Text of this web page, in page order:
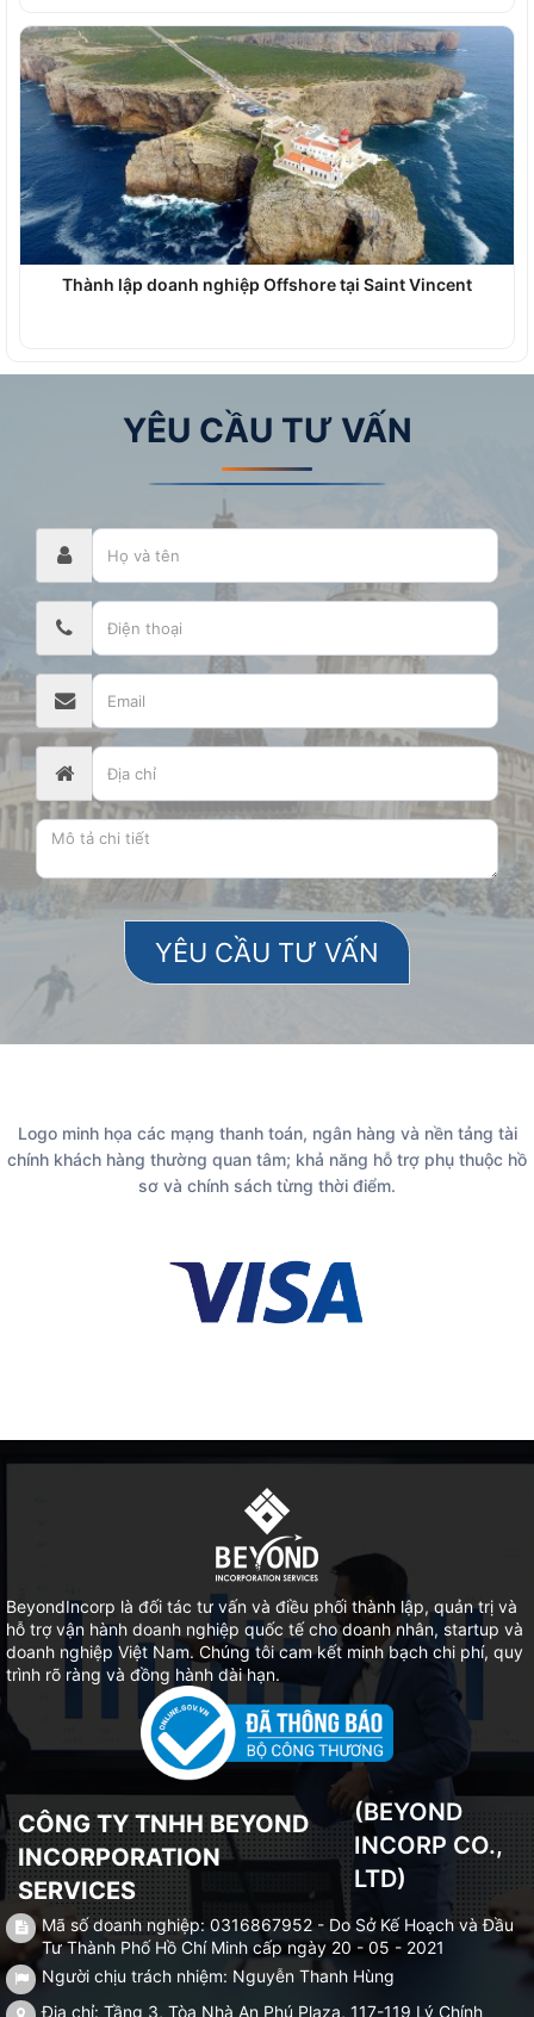
Thành lập doanh nghiệp Offshore tại Saint Vincent
YÊU CẦU TƯ VẤN
Logo minh họa các mạng thanh toán, ngân hàng và nền tảng tài
chính khách hàng thường quan tâm; khả năng hỗ trợ phụ thuộc hồ
sơ và chính sách từng thời điểm.
BeyondIncorp là đối tác tư vấn và điều phối thành lập, quản trị và
hỗ trợ vận hành doanh nghiệp quốc tế cho doanh nhân, startup và
doanh nghiệp Việt Nam. Chúng tôi cam kết minh bạch chi phí, quy
trình rõ ràng và đồng hành dài hạn.
CÔNG TY TNHH BEYOND
INCORPORATION
SERVICES
(BEYOND
INCORP CO.,
LTD)
Mã số doanh nghiệp: 0316867952 - Do Sở Kế Hoạch và Đầu
Tư Thành Phố Hồ Chí Minh cấp ngày 20 - 05 - 2021
Người chịu trách nhiệm: Nguyễn Thanh Hùng
Địa chỉ: Tầng 3, Tòa Nhà An Phú Plaza, 117-119 Lý Chính